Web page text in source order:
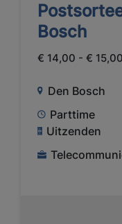
Bosch
€ 14,00 - €
Den Bosch
Parttime
Uitzenden